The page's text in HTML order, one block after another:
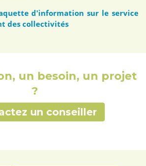
d'information sur le service
des collectivités
un besoin, un projet
?
un conseiller